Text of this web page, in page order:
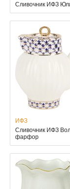
Сливочник ИФЗ
ИФЗ
Сливочник ИФЗ
фарфор